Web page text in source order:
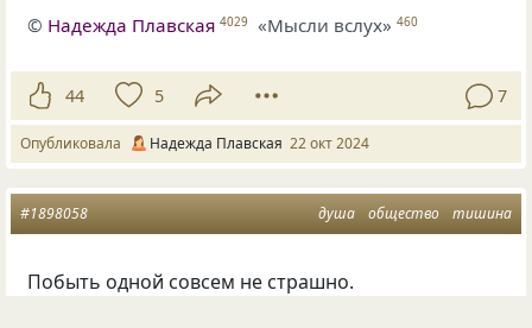
© Надежда Плавская 4029 «Мысли вслух» 460
44 5 7
Опубликовала Надежда Плавская 22 окт 2024
душа общество тишина
#1898058
Побыть одной совсем не страшно.